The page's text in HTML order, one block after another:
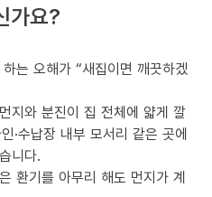
가요?
는 오해가 “새집이면 깨끗하겠
지와 분진이 집 전체에 얇게 깔
·수납장 내부 모서리 같은 곳에
니다.
환기를 아무리 해도 먼지가 계